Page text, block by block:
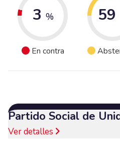
3 %
En contra
59
Partido Social de
Ver detalles